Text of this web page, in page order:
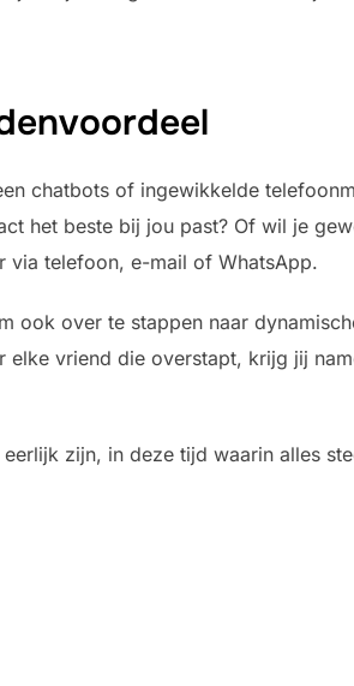
chatbots of ingewikkelde
het beste bij jou past? Of wil je
via telefoon, e-mail of WhatsApp.
ook over te stappen naar
elke vriend die overstapt, krijg jij
zijn, in deze tijd waarin alles